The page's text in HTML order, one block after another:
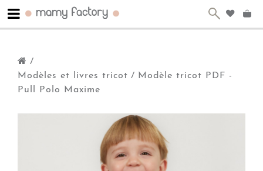
/
Modèles et livres tricot / Modèle tricot PDF -
Pull Polo Maxime